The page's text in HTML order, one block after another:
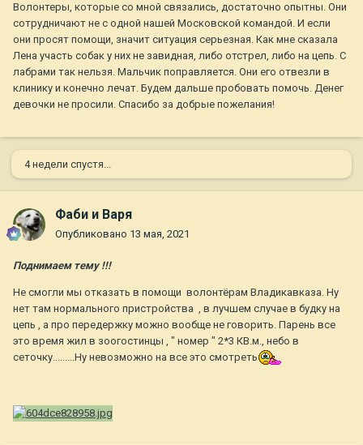
Волонтеры, которые со мной связались, достаточно опытны. Они
сотрудничают не с одной нашей Московской командой. И если
они просят помощи, значит ситуация серьезная. Как мне сказала
Лена участь собак у них не завидная, либо отстрел, либо на цепь. С
лабрами так нельзя. Мальчик поправляется. Они его отвезли в
клинику и конечно лечат. Будем дальше пробовать помочь. Денег
девочки не просили. Спасибо за добрые пожелания!
4 недели спустя...
Фаби и Варя
Опубликовано 13 мая, 2021
Поднимаем тему !!!
Не смогли мы отказать в помощи волонтёрам Владикавказа. Ну
нет там нормального пристройства , в лучшем случае в будку на
цепь , а про передержку можно вообще не говорить. Парень все
это время жил в зоогостинцы , " номер " 2*3 КВ.м., небо в
сеточку.........Ну невозможно на все это смотреть